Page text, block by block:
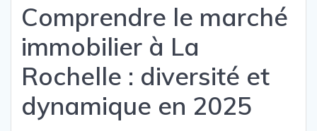
Comprendre le marché
immobilier à La
Rochelle : diversité et
dynamique en 2025